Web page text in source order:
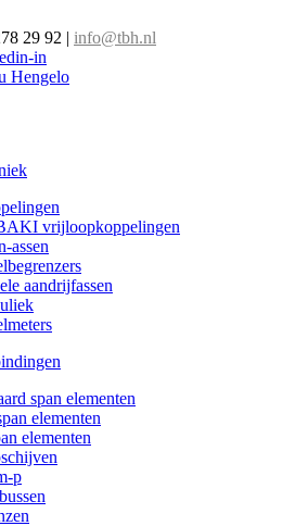
29 92 | info@tbh.nl
in
vrijloopkoppelingen
assen
aandrijfassen
span elementen
elementen
elementen
p